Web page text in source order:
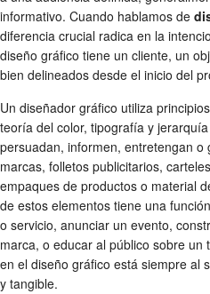
informativo. Cuando hablamos de
diferencia crucial radica en la
diseño gráfico tiene un cliente, un
bien delineados desde el inicio del
Un diseñador gráfico utiliza
teoría del color, tipografía y
persuadan, informen, entretengan
marcas, folletos publicitarios,
empaques de productos o material
de estos elementos tiene una
o servicio, anunciar un evento,
marca, o educar al público sobre un
en el diseño gráfico está siempre al
y tangible.